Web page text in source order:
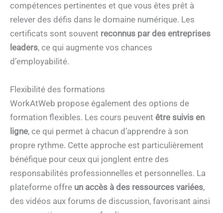
compétences pertinentes et que vous êtes prêt à
relever des défis dans le domaine numérique. Les
certificats sont souvent reconnus par des entreprises
leaders, ce qui augmente vos chances
d’employabilité.
Flexibilité des formations
WorkAtWeb propose également des options de
formation flexibles. Les cours peuvent être suivis en
ligne, ce qui permet à chacun d’apprendre à son
propre rythme. Cette approche est particulièrement
bénéfique pour ceux qui jonglent entre des
responsabilités professionnelles et personnelles. La
plateforme offre un accès à des ressources variées,
des vidéos aux forums de discussion, favorisant ainsi